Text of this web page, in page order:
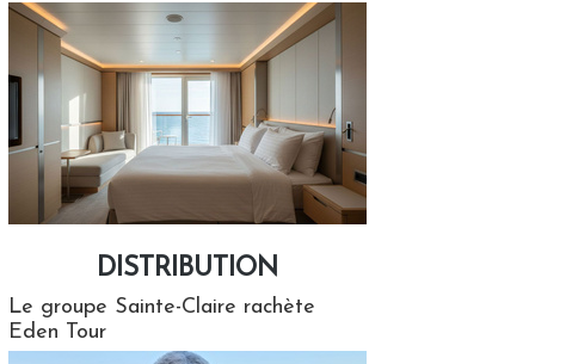
DISTRIBUTION
Le groupe Sainte-Claire rachète
Eden Tour